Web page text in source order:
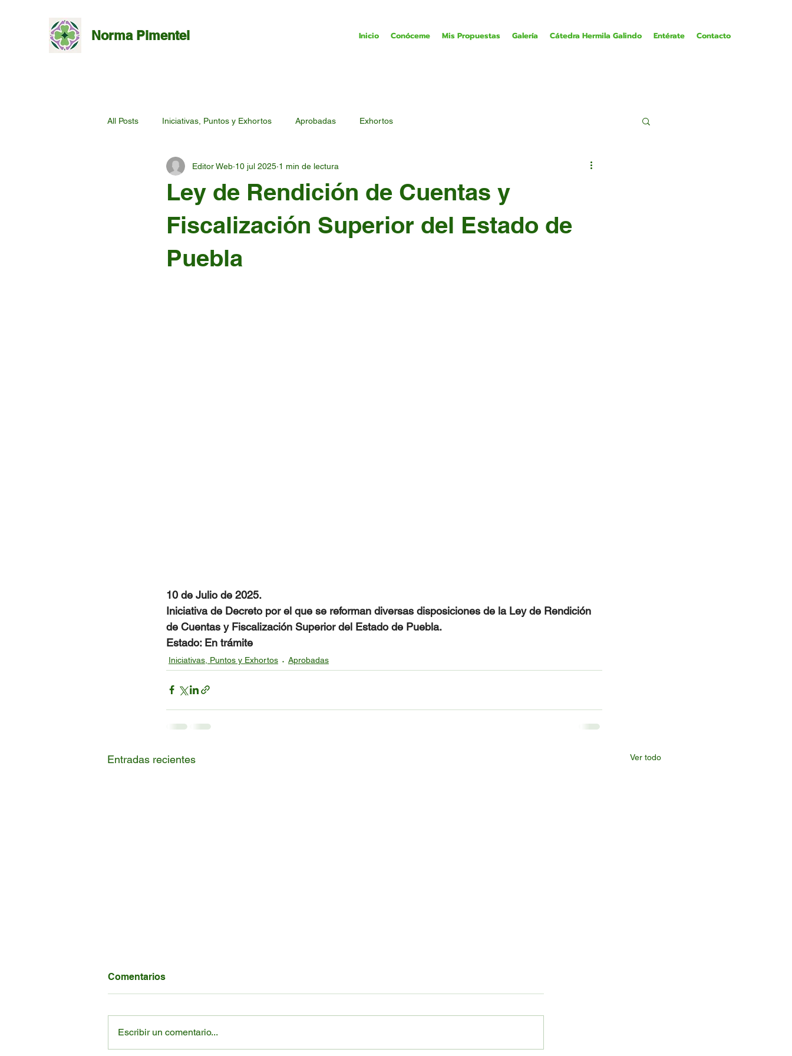
Norma Pimentel Inicio Conóceme Mis Propuestas Galería Cátedra Hermila Galindo Entérate Contacto
All Posts Iniciativas, Puntos y Exhortos Aprobadas Exhortos
Ley de Rendición de Cuentas y
Fiscalización Superior del Estado de
Puebla
Editor Web 10 jul 2025 1 min de lectura
10 de Julio de 2025.
Iniciativa de Decreto por el que se reforman diversas disposiciones de la Ley de Rendición
de Cuentas y Fiscalización Superior del Estado de Puebla.
Estado: En trámite
Iniciativas, Puntos y Exhortos Aprobadas
Entradas recientes Ver todo
Comentarios
Escribir un comentario...